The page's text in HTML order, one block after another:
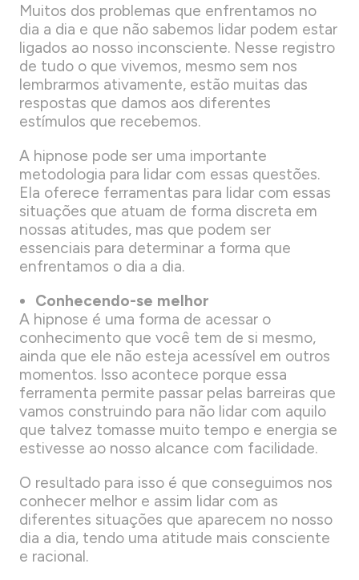
Muitos dos problemas que enfrentamos no
dia a dia e que não sabemos lidar podem estar
ligados ao nosso inconsciente. Nesse registro
de tudo o que vivemos, mesmo sem nos
lembrarmos ativamente, estão muitas das
respostas que damos aos diferentes
estímulos que recebemos.
A hipnose pode ser uma importante
metodologia para lidar com essas questões.
Ela oferece ferramentas para lidar com essas
situações que atuam de forma discreta em
nossas atitudes, mas que podem ser
essenciais para determinar a forma que
enfrentamos o dia a dia.
Conhecendo-se melhor
A hipnose é uma forma de acessar o
conhecimento que você tem de si mesmo,
ainda que ele não esteja acessível em outros
momentos. Isso acontece porque essa
ferramenta permite passar pelas barreiras que
vamos construindo para não lidar com aquilo
que talvez tomasse muito tempo e energia se
estivesse ao nosso alcance com facilidade.
O resultado para isso é que conseguimos nos
conhecer melhor e assim lidar com as
diferentes situações que aparecem no nosso
dia a dia, tendo uma atitude mais consciente
e racional.